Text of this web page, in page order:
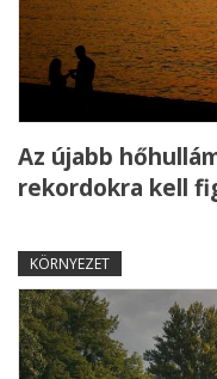
Az újabb
rekordokra kell
KÖRNYEZET